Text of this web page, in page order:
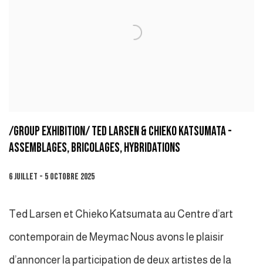
/GROUP EXHIBITION/ TED LARSEN & CHIEKO KATSUMATA -
ASSEMBLAGES, BRICOLAGES, HYBRIDATIONS
6 JUILLET - 5 OCTOBRE 2025
Ted Larsen et Chieko Katsumata au Centre d’art
contemporain de Meymac Nous avons le plaisir
d’annoncer la participation de deux artistes de la